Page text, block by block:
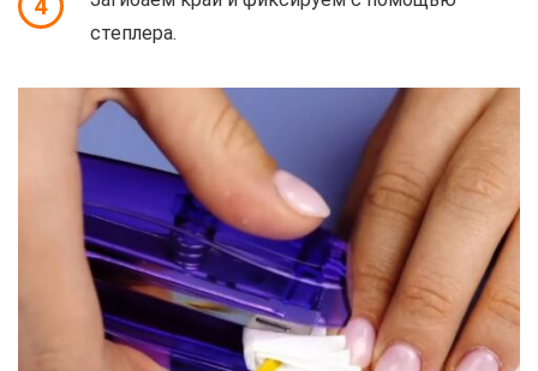
4
степлера.